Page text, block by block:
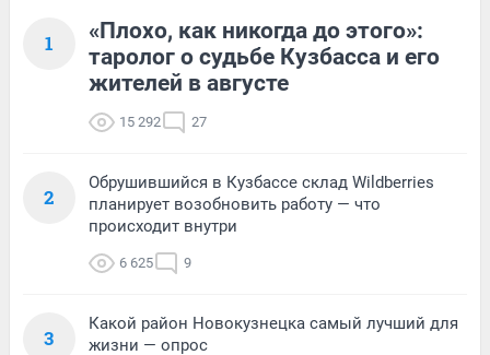
1
«Плохо, как никогда до этого»:
таролог о судьбе Кузбасса и его
жителей в августе
15 292 27
2
Обрушившийся в Кузбассе склад Wildberries
планирует возобновить работу — что
происходит внутри
6 625 9
3
Какой район Новокузнецка самый лучший для
жизни — опрос